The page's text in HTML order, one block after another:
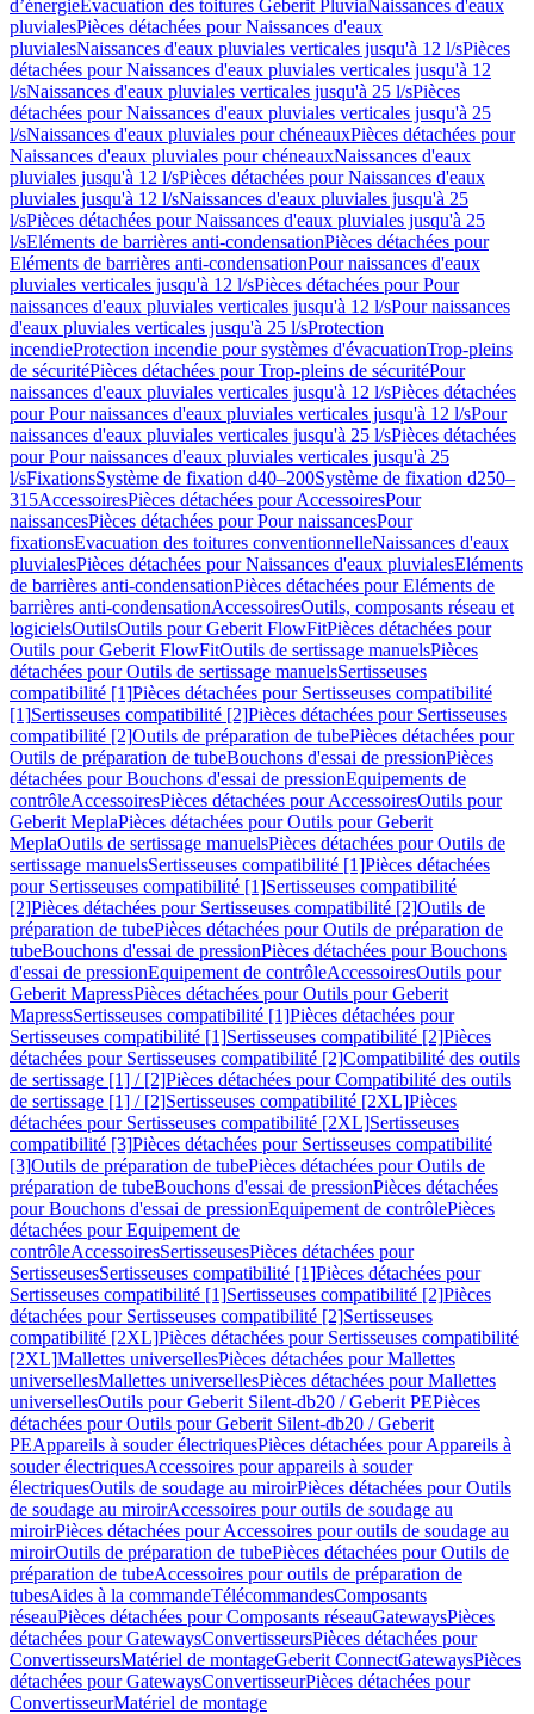
d’énergieEvacuation des toitures Geberit PluviaNaissances d'eaux
pluvialesPièces détachées pour Naissances d'eaux
pluvialesNaissances d'eaux pluviales verticales jusqu'à 12 l/sPièces
détachées pour Naissances d'eaux pluviales verticales jusqu'à 12
l/sNaissances d'eaux pluviales verticales jusqu'à 25 l/sPièces
détachées pour Naissances d'eaux pluviales verticales jusqu'à 25
l/sNaissances d'eaux pluviales pour chéneauxPièces détachées pour
Naissances d'eaux pluviales pour chéneauxNaissances d'eaux
pluviales jusqu'à 12 l/sPièces détachées pour Naissances d'eaux
pluviales jusqu'à 12 l/sNaissances d'eaux pluviales jusqu'à 25
l/sPièces détachées pour Naissances d'eaux pluviales jusqu'à 25
l/sEléments de barrières anti-condensationPièces détachées pour
Eléments de barrières anti-condensationPour naissances d'eaux
pluviales verticales jusqu'à 12 l/sPièces détachées pour Pour
naissances d'eaux pluviales verticales jusqu'à 12 l/sPour naissances
d'eaux pluviales verticales jusqu'à 25 l/sProtection
incendieProtection incendie pour systèmes d'évacuationTrop-pleins
de sécuritéPièces détachées pour Trop-pleins de sécuritéPour
naissances d'eaux pluviales verticales jusqu'à 12 l/sPièces détachées
pour Pour naissances d'eaux pluviales verticales jusqu'à 12 l/sPour
naissances d'eaux pluviales verticales jusqu'à 25 l/sPièces détachées
pour Pour naissances d'eaux pluviales verticales jusqu'à 25
l/sFixationsSystème de fixation d40–200Système de fixation d250–
315AccessoiresPièces détachées pour AccessoiresPour
naissancesPièces détachées pour Pour naissancesPour
fixationsEvacuation des toitures conventionnelleNaissances d'eaux
pluvialesPièces détachées pour Naissances d'eaux pluvialesEléments
de barrières anti-condensationPièces détachées pour Eléments de
barrières anti-condensationAccessoiresOutils, composants réseau et
logicielsOutilsOutils pour Geberit FlowFitPièces détachées pour
Outils pour Geberit FlowFitOutils de sertissage manuelsPièces
détachées pour Outils de sertissage manuelsSertisseuses
compatibilité [1]Pièces détachées pour Sertisseuses compatibilité
[1]Sertisseuses compatibilité [2]Pièces détachées pour Sertisseuses
compatibilité [2]Outils de préparation de tubePièces détachées pour
Outils de préparation de tubeBouchons d'essai de pressionPièces
détachées pour Bouchons d'essai de pressionEquipements de
contrôleAccessoiresPièces détachées pour AccessoiresOutils pour
Geberit MeplaPièces détachées pour Outils pour Geberit
MeplaOutils de sertissage manuelsPièces détachées pour Outils de
sertissage manuelsSertisseuses compatibilité [1]Pièces détachées
pour Sertisseuses compatibilité [1]Sertisseuses compatibilité
[2]Pièces détachées pour Sertisseuses compatibilité [2]Outils de
préparation de tubePièces détachées pour Outils de préparation de
tubeBouchons d'essai de pressionPièces détachées pour Bouchons
d'essai de pressionEquipement de contrôleAccessoiresOutils pour
Geberit MapressPièces détachées pour Outils pour Geberit
MapressSertisseuses compatibilité [1]Pièces détachées pour
Sertisseuses compatibilité [1]Sertisseuses compatibilité [2]Pièces
détachées pour Sertisseuses compatibilité [2]Compatibilité des outils
de sertissage [1] / [2]Pièces détachées pour Compatibilité des outils
de sertissage [1] / [2]Sertisseuses compatibilité [2XL]Pièces
détachées pour Sertisseuses compatibilité [2XL]Sertisseuses
compatibilité [3]Pièces détachées pour Sertisseuses compatibilité
[3]Outils de préparation de tubePièces détachées pour Outils de
préparation de tubeBouchons d'essai de pressionPièces détachées
pour Bouchons d'essai de pressionEquipement de contrôlePièces
détachées pour Equipement de
contrôleAccessoiresSertisseusesPièces détachées pour
SertisseusesSertisseuses compatibilité [1]Pièces détachées pour
Sertisseuses compatibilité [1]Sertisseuses compatibilité [2]Pièces
détachées pour Sertisseuses compatibilité [2]Sertisseuses
compatibilité [2XL]Pièces détachées pour Sertisseuses compatibilité
[2XL]Mallettes universellesPièces détachées pour Mallettes
universellesMallettes universellesPièces détachées pour Mallettes
universellesOutils pour Geberit Silent-db20 / Geberit PEPièces
détachées pour Outils pour Geberit Silent-db20 / Geberit
PEAppareils à souder électriquesPièces détachées pour Appareils à
souder électriquesAccessoires pour appareils à souder
électriquesOutils de soudage au miroirPièces détachées pour Outils
de soudage au miroirAccessoires pour outils de soudage au
miroirPièces détachées pour Accessoires pour outils de soudage au
miroirOutils de préparation de tubePièces détachées pour Outils de
préparation de tubeAccessoires pour outils de préparation de
tubesAides à la commandeTélécommandesComposants
réseauPièces détachées pour Composants réseauGatewaysPièces
détachées pour GatewaysConvertisseursPièces détachées pour
ConvertisseursMatériel de montageGeberit ConnectGatewaysPièces
détachées pour GatewaysConvertisseurPièces détachées pour
ConvertisseurMatériel de montage